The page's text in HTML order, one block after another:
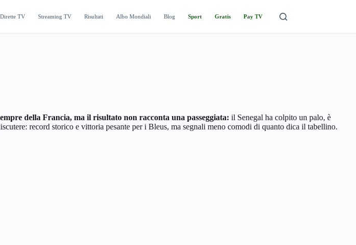
Dirette TV Streaming TV Risultati Albo Mondiali Blog Sport Gratis Pay TV
della Francia, ma il risultato non racconta una passeggiata: il Senegal ha colpito un palo, è
record storico e vittoria pesante per i Bleus, ma segnali meno comodi di quanto dica il tabellino.